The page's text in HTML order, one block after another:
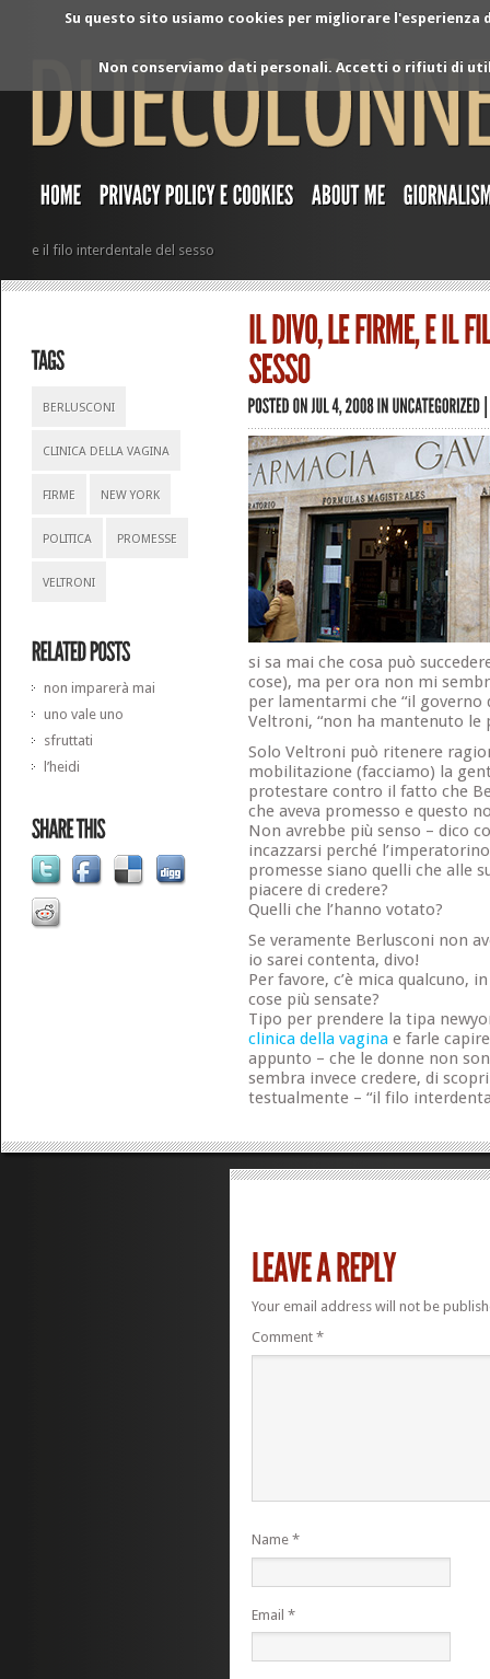
Su questo sito usiamo cookies per migliorare
Non conserviamo dati personali. Accetti o rifiuti di
e il filo interdentale del sesso
BERLUSCONI
CLINICA DELLA VAGINA
FIRME NEW YORK
POLITICA PROMESSE
VELTRONI
non imparerà mai
uno vale uno
sfruttati
l’heidi
si sa mai che cosa può
cose), ma per ora non mi
per lamentarmi che “il governo
Veltroni, “non ha mantenuto le
Solo Veltroni può ritenere
mobilitazione (facciamo) la
protestare contro il fatto che
che aveva promesso e questo
Non avrebbe più senso – dico
incazzarsi perché
promesse siano quelli che alle
piacere di credere?
Quelli che l’hanno votato?
Se veramente Berlusconi non
io sarei contenta, divo!
Per favore, c’è mica qualcuno,
cose più sensate?
Tipo per prendere la tipa
clinica della vaginae farle
appunto – che le donne non
sembra invece credere, di
testualmente – “il filo
Your email address will not be
Comment *
Name *
Email *